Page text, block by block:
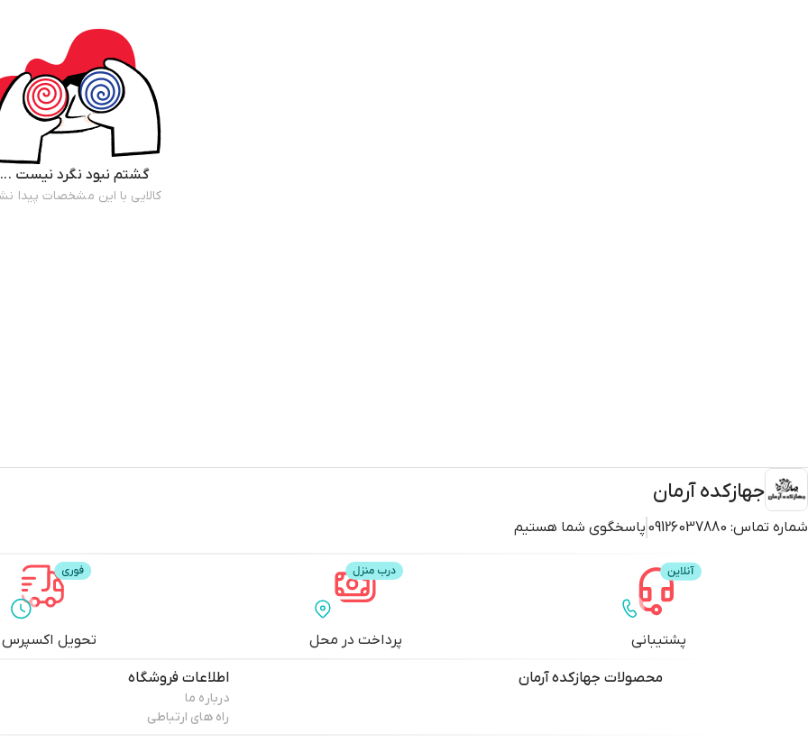
گشتم نبود نگرد نیست ...
کالایی با این مشخصات پیدا
جهازکده آرمان
شماره تماس: 09126037880 پاسخگوی شما هستیم
پشتیبانی پرداخت در محل تحویل اکسپرس
محصولات جهازکده آرمان اطلاعات فروشگاه
درباره ما
راه های ارتباطی